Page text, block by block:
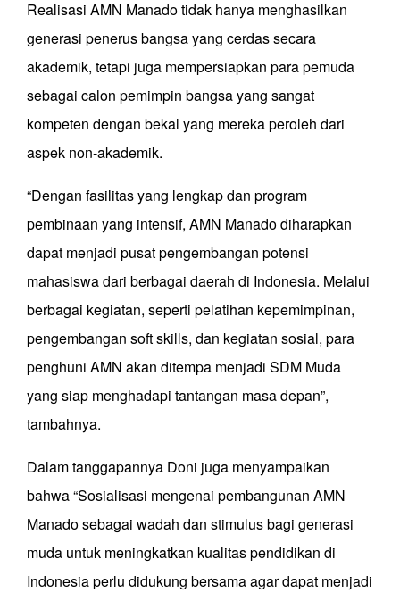
Realisasi AMN Manado tidak hanya menghasilkan
generasi penerus bangsa yang cerdas secara
akademik, tetapi juga mempersiapkan para pemuda
sebagai calon pemimpin bangsa yang sangat
kompeten dengan bekal yang mereka peroleh dari
aspek non-akademik.
“Dengan fasilitas yang lengkap dan program
pembinaan yang intensif, AMN Manado diharapkan
dapat menjadi pusat pengembangan potensi
mahasiswa dari berbagai daerah di Indonesia. Melalui
berbagai kegiatan, seperti pelatihan kepemimpinan,
pengembangan soft skills, dan kegiatan sosial, para
penghuni AMN akan ditempa menjadi SDM Muda
yang siap menghadapi tantangan masa depan”,
tambahnya.
Dalam tanggapannya Doni juga menyampaikan
bahwa “Sosialisasi mengenai pembangunan AMN
Manado sebagai wadah dan stimulus bagi generasi
muda untuk meningkatkan kualitas pendidikan di
Indonesia perlu didukung bersama agar dapat menjadi